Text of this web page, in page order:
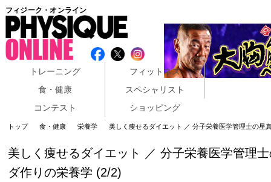
フィジーク・オンライン
トレーニング
フィットネス
食・健康
スペシャリスト
コンテスト
ショッピング
トップ 食・健康 栄養学 美しく痩せるダイエット ／ 分子栄養医学管理士の星
美しく痩せるダイエット ／ 分子栄養医学管理
ダ作りの栄養学 (2/2)